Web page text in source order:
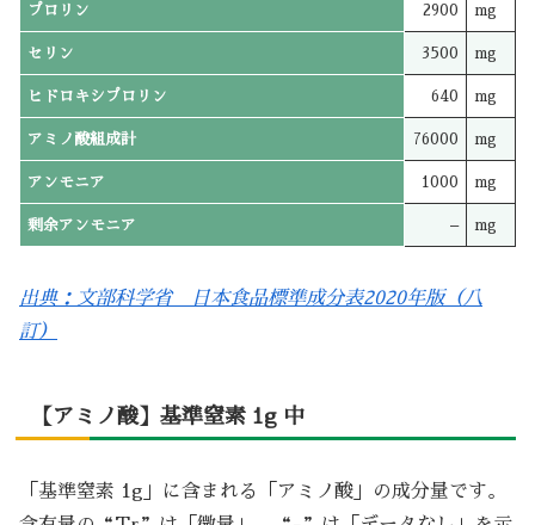
プロリン 2900 mg
セリン 3500 mg
ヒドロキシプロリン 640 mg
アミノ酸組成計 76000 mg
アンモニア 1000 mg
剰余アンモニア – mg
出典：文部科学省 日本食品標準成分表2020年版（八
訂）
【アミノ酸】基準窒素 1g 中
「基準窒素 1g」に含まれる「アミノ酸」の成分量です。